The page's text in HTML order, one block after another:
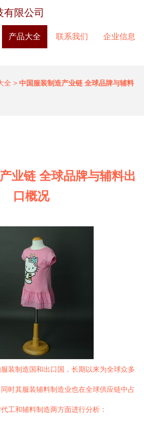
限公司
产品大全 联系我们 企业信息
全 > 中国服装制造产业链 全球品牌与辅料
业链 全球品牌与辅料出
口概况
装制造国和出口国，长期以来为全球众多
时其服装辅料制造业也在全球供应链中占
工和辅料制造两方面进行分析：